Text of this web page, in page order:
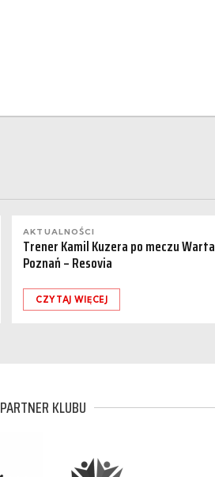
AKTUALNOŚCI
Trener Kamil Kuzera po meczu Warta
Poznań – Resovia
CZYTAJ WIĘCEJ
PARTNER KLUBU